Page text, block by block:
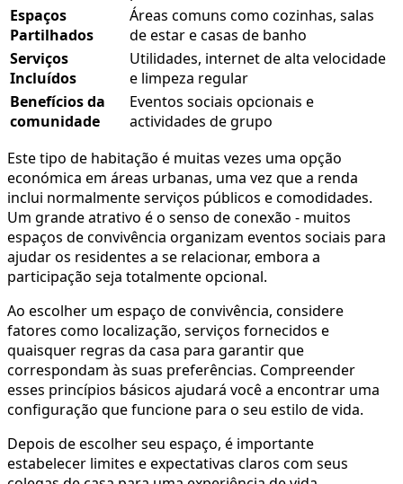
Espaços
Partilhados
Áreas comuns como cozinhas, salas
de estar e casas de banho
Serviços
Incluídos
Utilidades, internet de alta velocidade
e limpeza regular
Benefícios da
comunidade
Eventos sociais opcionais e
actividades de grupo
Este tipo de habitação é muitas vezes uma opção
económica em áreas urbanas, uma vez que a renda
inclui normalmente serviços públicos e comodidades.
Um grande atrativo é o senso de conexão - muitos
espaços de convivência organizam eventos sociais para
ajudar os residentes a se relacionar, embora a
participação seja totalmente opcional.
Ao escolher um espaço de convivência, considere
fatores como localização, serviços fornecidos e
quaisquer regras da casa para garantir que
correspondam às suas preferências. Compreender
esses princípios básicos ajudará você a encontrar uma
configuração que funcione para o seu estilo de vida.
Depois de escolher seu espaço, é importante
estabelecer limites e expectativas claros com seus